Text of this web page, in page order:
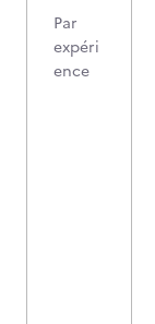
Par
expéri
ence